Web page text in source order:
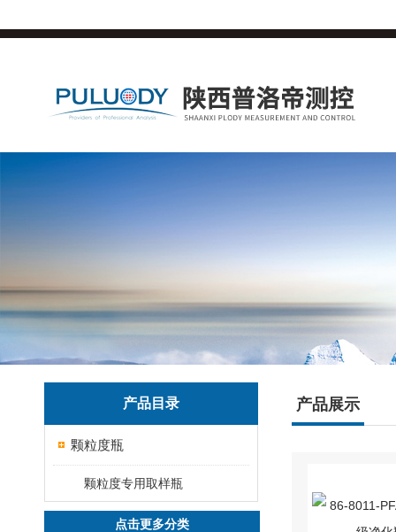
产品目录
颗粒度瓶
颗粒度专用取样瓶
点击更多分类
产品展示